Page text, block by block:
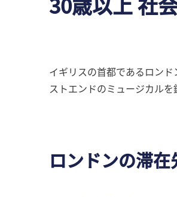
イギリスの首都であるロン
ストエンドのミュージカル
ロンドンの滞在